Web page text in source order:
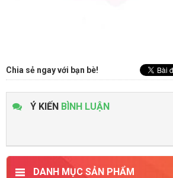
Chia sẻ ngay với bạn bè!
Ý KIẾN BÌNH LUẬN
DANH MỤC SẢN PHẨM